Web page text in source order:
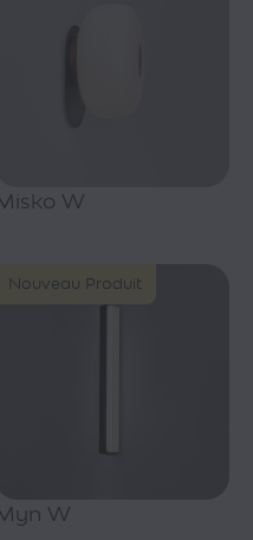
W
Nouveau Produit
W